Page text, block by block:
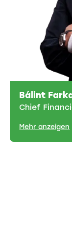
Bálint
Chief
Mehr anzeigen